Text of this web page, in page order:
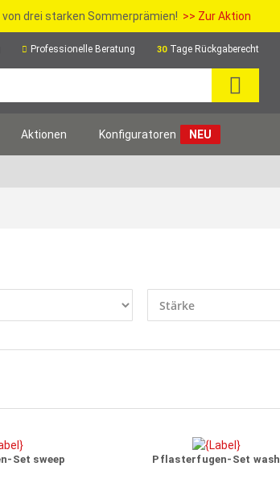
drei starken Sommerprämien! >> Zur Aktion
Professionelle Beratung 30 Tage Rückgaberecht
Aktionen Konfiguratoren NEU
Set sweep Pflasterfugen-Set wash